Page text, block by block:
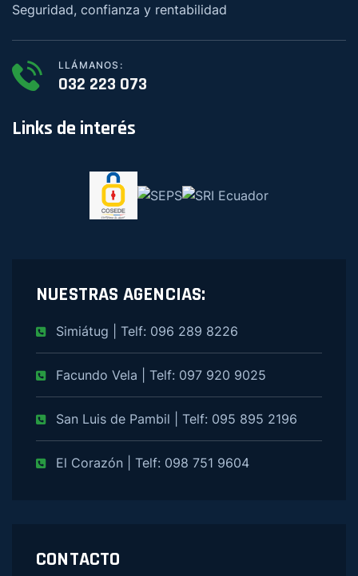
Seguridad, confianza y rentabilidad
LLÁMANOS:
032 223 073
Links de interés
NUESTRAS AGENCIAS:
Simiátug | Telf: 096 289 8226
Facundo Vela | Telf: 097 920 9025
San Luis de Pambil | Telf: 095 895 2196
El Corazón | Telf: 098 751 9604
CONTACTO